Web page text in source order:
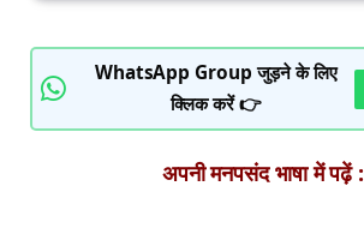
WhatsApp Group जुड़ने के लिए
क्लिक करें 👉
अपनी मनपसंद भाषा में पढ़ें :